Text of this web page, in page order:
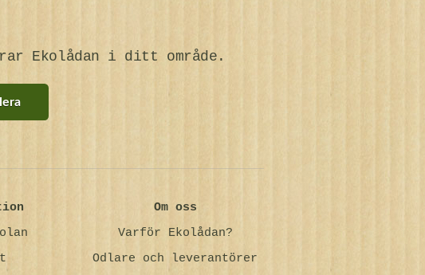
Ekolådan i ditt område.
Om oss
Varför Ekolådan?
Odlare och leverantörer